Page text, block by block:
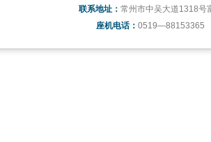
联系地址： 常州市中吴大道1318号
座机电话： 0519—88153365